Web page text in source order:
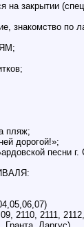
на закрытии
знакомство по
пляж;
дорогой!»;
песни
2110, 2111,